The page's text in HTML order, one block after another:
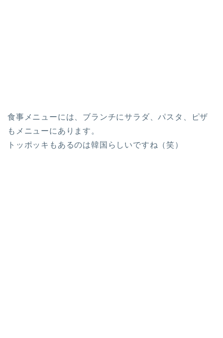
食事メニューには、ブランチにサラダ、パスタ、ピザ
もメニューにあります。
トッポッキもあるのは韓国らしいですね（笑）